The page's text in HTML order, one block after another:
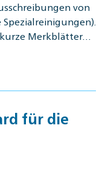
von
kurze Merkblätter…
für die